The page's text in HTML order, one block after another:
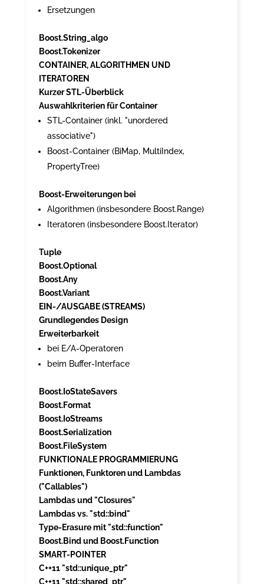
Ersetzungen
Boost.String_algo
Boost.Tokenizer
CONTAINER, ALGORITHMEN UND
ITERATOREN
Kurzer STL-Überblick
Auswahlkriterien für Container
STL-Container (inkl. "unordered
associative")
Boost-Container (BiMap, MultiIndex,
PropertyTree)
Boost-Erweiterungen bei
Algorithmen (insbesondere Boost.Range)
Iteratoren (insbesondere Boost.Iterator)
Tuple
Boost.Optional
Boost.Any
Boost.Variant
EIN-/AUSGABE (STREAMS)
Grundlegendes Design
Erweiterbarkeit
bei E/A-Operatoren
beim Buffer-Interface
Boost.IoStateSavers
Boost.Format
Boost.IoStreams
Boost.Serialization
Boost.FileSystem
FUNKTIONALE PROGRAMMIERUNG
Funktionen, Funktoren und Lambdas
("Callables")
Lambdas und "Closures"
Lambdas vs. "std::bind"
Type-Erasure mit "std::function"
Boost.Bind und Boost.Function
SMART-POINTER
C++11 "std::unique_ptr"
C++11 "std::shared_ptr"